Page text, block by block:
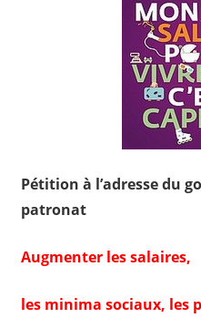
Pétition à l’adresse du
patronat
Augmenter les salaires,
les minima sociaux, les